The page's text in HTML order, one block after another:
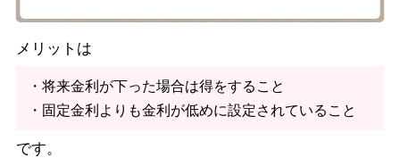
メリットは
・将来金利が下った場合は得をすること
・固定金利よりも金利が低めに設定されていること
です。